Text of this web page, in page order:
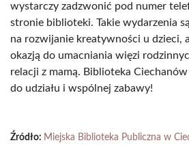
wystarczy zadzwonić pod numer
stronie biblioteki. Takie wydarzenia
na rozwijanie kreatywności u dzieci,
okazją do umacniania więzi
relacji z mamą. Biblioteka Ciechanów
do udziału i wspólnej zabawy!
Źródło: Miejska Biblioteka Publiczna w